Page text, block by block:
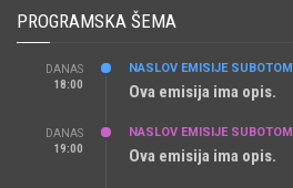
PROGRAMSKA ŠEMA
DANAS
18:00
NASLOV EMISIJE SUBOTOM
Ova emisija ima opis.
DANAS
19:00
NASLOV EMISIJE SUBOTOM
Ova emisija ima opis.